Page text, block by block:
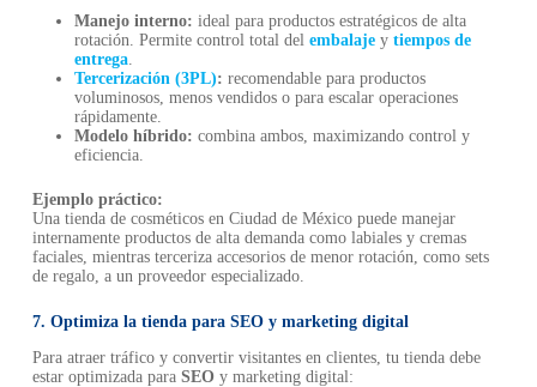
Manejo interno: ideal para productos estratégicos de alta
rotación. Permite control total del embalajey tiempos de
entrega.
Tercerización (3PL): recomendable para productos
voluminosos, menos vendidos o para escalar operaciones
rápidamente.
Modelo híbrido: combina ambos, maximizando control y
eficiencia.
Ejemplo práctico:
Una tienda de cosméticos en Ciudad de México puede manejar
internamente productos de alta demanda como labiales y cremas
faciales, mientras terceriza accesorios de menor rotación, como sets
de regalo, a un proveedor especializado.
7. Optimiza la tienda para SEO y marketing digital
Para atraer tráfico y convertir visitantes en clientes, tu tienda debe
estar optimizada para SEOy marketing digital: